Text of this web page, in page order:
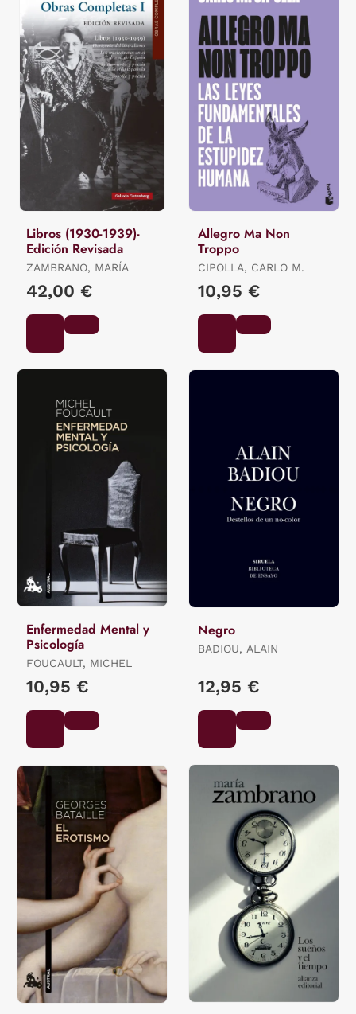
Libros (1930-1939)-
Edición Revisada
ZAMBRANO, MARÍA
42,00 €
Allegro Ma Non
Troppo
CIPOLLA, CARLO M.
10,95 €
Enfermedad Mental y
Psicología
FOUCAULT, MICHEL
10,95 €
Negro
BADIOU, ALAIN
12,95 €